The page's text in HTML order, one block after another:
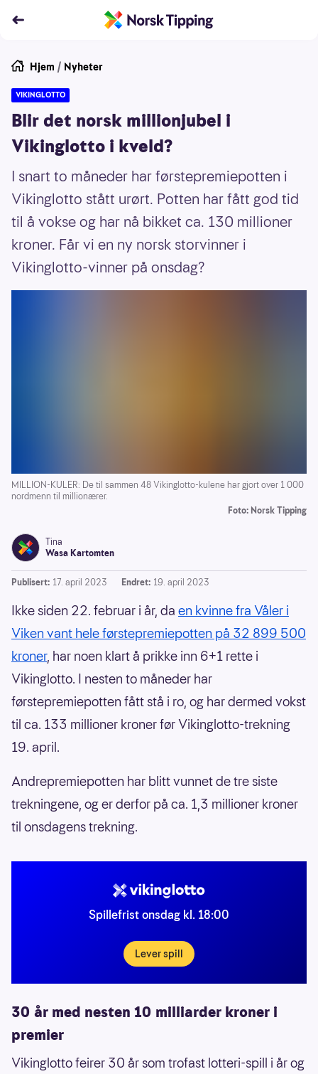
Hjem / Nyheter
VIKINGLOTTO
Blir det norsk millionjubel i
Vikinglotto i kveld?
I snart to måneder har førstepremiepotten i
Vikinglotto stått urørt. Potten har fått god tid
til å vokse og har nå bikket ca. 130 millioner
kroner. Får vi en ny norsk storvinner i
Vikinglotto-vinner på onsdag?
MILLION-KULER: De til sammen 48 Vikinglotto-kulene har gjort over 1 000
nordmenn til millionærer.
Foto: Norsk Tipping
Tina
Wasa Kartomten
Publisert: 17. april 2023 Endret: 19. april 2023
Ikke siden 22. februar i år, da en kvinne fra Våler i
Viken vant hele førstepremiepotten på 32 899 500
kroner, har noen klart å prikke inn 6+1 rette i
Vikinglotto. I nesten to måneder har
førstepremiepotten fått stå i ro, og har dermed vokst
til ca. 133 millioner kroner før Vikinglotto-trekning
19. april.
Andrepremiepotten har blitt vunnet de tre siste
trekningene, og er derfor på ca. 1,3 millioner kroner
til onsdagens trekning.
Spillefrist onsdag kl. 18:00
Lever spill
30 år med nesten 10 milliarder kroner i
premier
Vikinglotto feirer 30 år som trofast lotteri-spill i år og